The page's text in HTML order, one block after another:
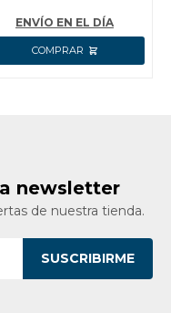
ENVÍO EN EL DÍA
newsletter
de nuestra tienda.
SUSCRIBIRME